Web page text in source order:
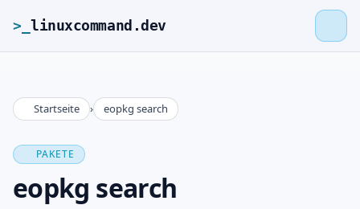
>_ linuxcommand.dev
>_linuxcommand.dev
Startseite › eopkg search
PAKETE
eopkg search